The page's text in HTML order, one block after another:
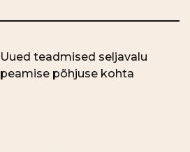
Uued teadmised seljavalu
peamise põhjuse kohta